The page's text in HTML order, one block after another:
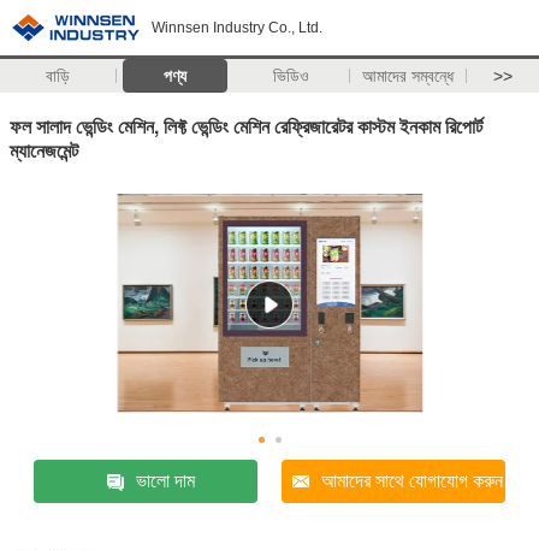
Winnsen Industry Co., Ltd.
বাড়ি পণ্য ভিডিও আমাদের সম্বন্ধে >>
ফল সালাদ ভেন্ডিং মেশিন, লিফ্ট ভেন্ডিং মেশিন রেফ্রিজারেটর কাস্টম ইনকাম রিপোর্ট
ম্যানেজমেন্ট
ভালো দাম আমাদের সাথে যোগাযোগ করুন